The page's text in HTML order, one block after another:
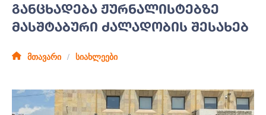
ᲒᲐᲜᲪᲮᲐᲓᲔᲑᲐ ᲟᲣᲠᲜᲐᲚᲘᲡᲢᲔᲑᲖᲔ
ᲛᲐᲡᲨᲢᲐᲑᲣᲠᲘ ᲫᲐᲚᲐᲓᲝᲑᲘᲡ ᲨᲔᲡᲐᲮᲔᲑ
მთავარი სიახლეები